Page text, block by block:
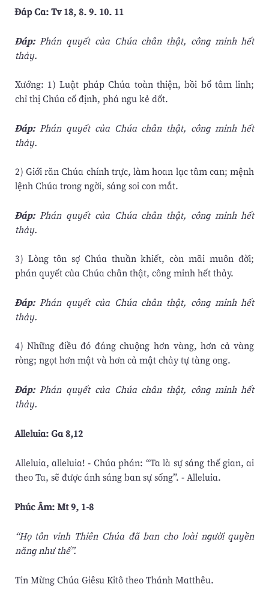
Ðáp Ca: Tv 18, 8. 9. 10. 11
Ðáp:Phán quyết của Chúa chân thật, công minh hết
thảy.
Xướng: 1) Luật pháp Chúa toàn thiện, bồi bổ tâm linh;
chỉ thị Chúa cố định, phá ngu kẻ dốt.
Ðáp:Phán quyết của Chúa chân thật, công minh hết
thảy.
2) Giới răn Chúa chính trực, làm hoan lạc tâm can; mệnh
lệnh Chúa trong ngời, sáng soi con mắt.
Ðáp:Phán quyết của Chúa chân thật, công minh hết
thảy.
3) Lòng tôn sợ Chúa thuần khiết, còn mãi muôn đời;
phán quyết của Chúa chân thật, công minh hết thảy.
Ðáp:Phán quyết của Chúa chân thật, công minh hết
thảy.
4) Những điều đó đáng chuộng hơn vàng, hơn cả vàng
ròng; ngọt hơn mật và hơn cả mật chảy tự tàng ong.
Ðáp:Phán quyết của Chúa chân thật, công minh hết
thảy.
Alleluia: Ga 8,12
Alleluia, alleluia! - Chúa phán: “Ta là sự sáng thế gian, ai
theo Ta, sẽ được ánh sáng ban sự sống”. - Alleluia.
Phúc Âm: Mt 9, 1-8
“Họ tôn vinh Thiên Chúa đã ban cho loài người quyền
năng như thế”.
Tin Mừng Chúa Giêsu Kitô theo Thánh Matthêu.